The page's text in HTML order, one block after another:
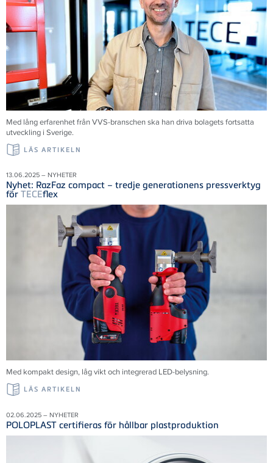
Med lång erfarenhet från VVS-branschen ska han driva bolagets fortsatta
utveckling i Sverige.
LÄS ARTIKELN
13.06.2025 – NYHETER
Nyhet: RazFaz compact – tredje generationens pressverktyg
för TECEflex
Med kompakt design, låg vikt och integrerad LED-belysning.
LÄS ARTIKELN
02.06.2025 – NYHETER
POLOPLAST certifieras för hållbar plastproduktion